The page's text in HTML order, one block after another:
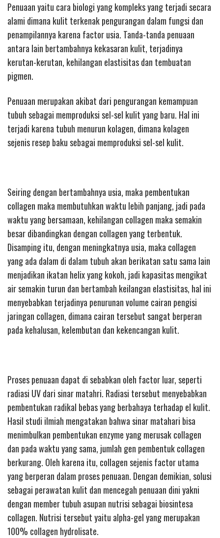
Penuaan yaitu cara biologi yang kompleks yang terjadi secara
alami dimana kulit terkenak pengurangan dalam fungsi dan
penampilannya karena factor usia. Tanda-tanda penuaan
antara lain bertambahnya kekasaran kulit, terjadinya
kerutan-kerutan, kehilangan elastisitas dan tembuatan
pigmen.
Penuaan merupakan akibat dari pengurangan kemampuan
tubuh sebagai memproduksi sel-sel kulit yang baru. Hal ini
terjadi karena tubuh menurun kolagen, dimana kolagen
sejenis resep baku sebagai memproduksi sel-sel kulit.
Seiring dengan bertambahnya usia, maka pembentukan
collagen maka membutuhkan waktu lebih panjang, jadi pada
waktu yang bersamaan, kehilangan collagen maka semakin
besar dibandingkan dengan collagen yang terbentuk.
Disamping itu, dengan meningkatnya usia, maka collagen
yang ada dalam di dalam tubuh akan berikatan satu sama lain
menjadikan ikatan helix yang kokoh, jadi kapasitas mengikat
air semakin turun dan bertambah keilangan elastisitas, hal ini
menyebabkan terjadinya penurunan volume cairan pengisi
jaringan collagen, dimana cairan tersebut sangat berperan
pada kehalusan, kelembutan dan kekencangan kulit.
Proses penuaan dapat di sebabkan oleh factor luar, seperti
radiasi UV dari sinar matahri. Radiasi tersebut menyebabkan
pembentukan radikal bebas yang berbahaya terhadap el kulit.
Hasil studi ilmiah mengatakan bahwa sinar matahari bisa
menimbulkan pembentukan enzyme yang merusak collagen
dan pada waktu yang sama, jumlah gen pembentuk collagen
berkurang. Oleh karena itu, collagen sejenis factor utama
yang berperan dalam proses penuaan. Dengan demikian, solusi
sebagai perawatan kulit dan mencegah penuaan dini yakni
dengan member tubuh asupan nutrisi sebagai biosintesa
collagen. Nutrisi tersebut yaitu alpha-gel yang merupakan
100% collagen hydrolisate.